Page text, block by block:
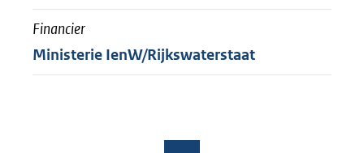
Financier
Ministerie IenW/Rijkswaterstaat